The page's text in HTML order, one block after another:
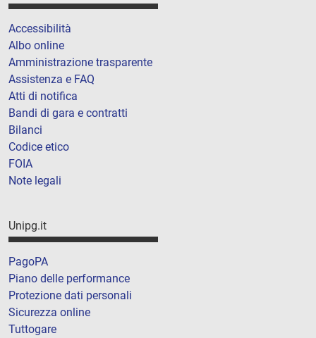
Accessibilità
Albo online
Amministrazione trasparente
Assistenza e FAQ
Atti di notifica
Bandi di gara e contratti
Bilanci
Codice etico
FOIA
Note legali
Unipg.it
PagoPA
Piano delle performance
Protezione dati personali
Sicurezza online
Tuttogare